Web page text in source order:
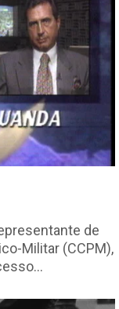
de
Militar (CCPM),